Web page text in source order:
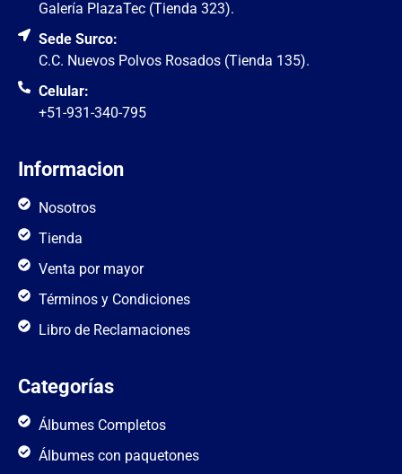
Galería PlazaTec (Tienda 323).
Sede Surco:
C.C. Nuevos Polvos Rosados (Tienda 135).
Celular:
+51-931-340-795
Informacion
Nosotros
Tienda
Venta por mayor
Términos y Condiciones
Libro de Reclamaciones
Categorías
Álbumes Completos
Álbumes con paquetones